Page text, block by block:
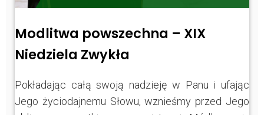
Modlitwa powszechna – XIX
Niedziela Zwykła
Pokładając całą swoją nadzieję w Panu i ufając
Jego życiodajnemu Słowu, wznieśmy przed Jego